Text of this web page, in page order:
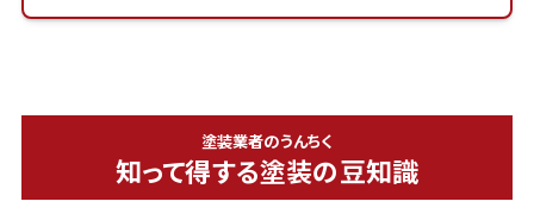
塗装業者のうんちく
知って得する塗装の豆知識